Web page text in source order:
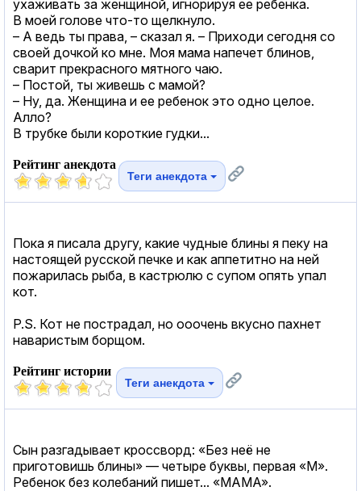
ухаживать за женщиной, игнорируя ее ребенка.
В моей голове что-то щелкнуло.
– А ведь ты права, – сказал я. – Приходи сегодня со
своей дочкой ко мне. Моя мама напечет блинов,
сварит прекрасного мятного чаю.
– Постой, ты живешь с мамой?
– Ну, да. Женщина и ее ребенок это одно целое.
Алло?
В трубке были короткие гудки...
Рейтинг анекдота
Теги анекдота
Пока я писала другу, какие чудные блины я пеку на
настоящей русской печке и как аппетитно на ней
пожарилась рыба, в кастрюлю с супом опять упал
кот.
P.S. Кот не пострадал, но ооочень вкусно пахнет
наваристым борщом.
Рейтинг истории
Теги анекдота
Сын разгадывает кроссворд: «Без неё не
приготовишь блины» — четыре буквы, первая «М».
Ребенок без колебаний пишет... «МАМА».